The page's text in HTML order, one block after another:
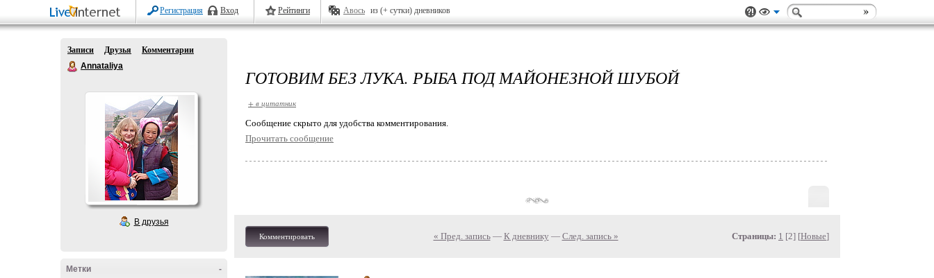
Регистрация Вход Рейтинги Авось из (+ сутки) дневников
Записи Друзья
Комментарии
Annataliya
В друзья
-
Метки
ГОТОВИМ БЕЗ ЛУКА. РЫБА ПОД МАЙОНЕЗНОЙ ШУБОЙ
+ в цитатник
Cообщение скрыто для удобства комментирования.
Прочитать сообщение
Комментировать « Пред. запись— К дневнику — След. запись » Страницы: 1 [2] [Новые]